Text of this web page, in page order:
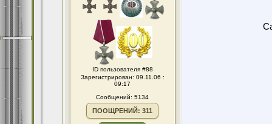
ID пользователя #88
Зарегистрирован: 09.11.06 :
09:17
Сообщений: 5134
ПООЩРЕНИЙ: 311